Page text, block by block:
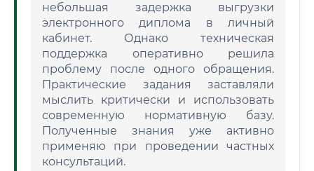
небольшая задержка выгрузки
электронного диплома в личный
кабинет. Однако техническая
поддержка оперативно решила
проблему после одного обращения.
Практические задания заставляли
мыслить критически и использовать
современную нормативную базу.
Полученные знания уже активно
применяю при проведении частных
консультаций.